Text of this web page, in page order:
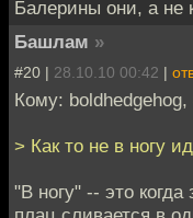
Балерины они, а не
Башлам »
#20 | 28.10.10 00:42 |
Кому: boldhedgehog,
> Как то не в ногу
"В ногу" -- это